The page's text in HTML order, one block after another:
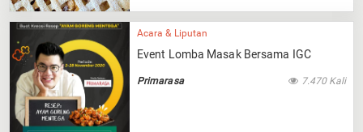
Acara & Liputan
Event Lomba Masak Bersama IGC
Primarasa 7.470 Kali